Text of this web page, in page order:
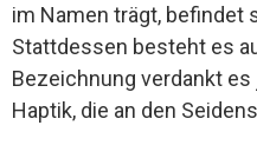
im Namen trägt, befindet
Stattdessen besteht es
Bezeichnung verdankt
Haptik, die an den